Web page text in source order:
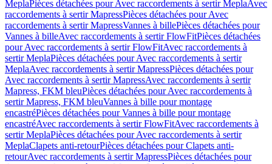
MeplaPièces détachées pour Avec raccordements à sertir MeplaAvec
raccordements à sertir MapressPièces détachées pour Avec
raccordements à sertir MapressVannes à billePièces détachées pour
Vannes à billeAvec raccordements à sertir FlowFitPièces détachées
pour Avec raccordements à sertir FlowFitAvec raccordements à
sertir MeplaPièces détachées pour Avec raccordements à sertir
MeplaAvec raccordements à sertir MapressPièces détachées pour
Avec raccordements à sertir MapressAvec raccordements à sertir
Mapress, FKM bleuPièces détachées pour Avec raccordements à
sertir Mapress, FKM bleuVannes à bille pour montage
encastréPièces détachées pour Vannes à bille pour montage
encastréAvec raccordements à sertir FlowFitAvec raccordements à
sertir MeplaPièces détachées pour Avec raccordements à sertir
MeplaClapets anti-retourPièces détachées pour Clapets anti-
retourAvec raccordements à sertir MapressPièces détachées pour